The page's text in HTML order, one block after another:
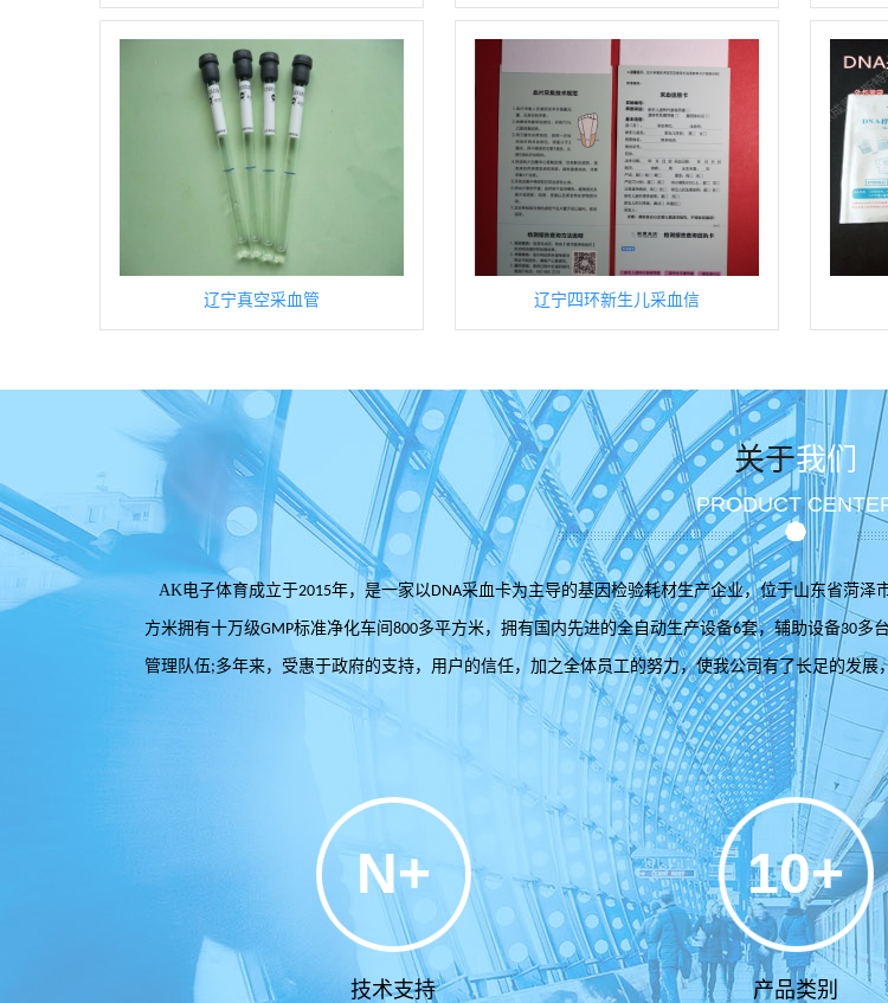
辽宁真空采血管 辽宁四环新生儿采血信
关于我们
PRODUCT
AK电子体育成立于2015年，是一家以DNA采血卡为主导的基因检验耗材生产企业，位于山东省菏
方米拥有十万级GMP标准净化车间 800多平方米，拥有国内先进的全自动生产设备6套，辅助设备30多
管理队伍;多年来，受惠于政府的支持，用户的信任，加之全体员工的努力，使我公司有了长足的发展
N+
技术支持
10+
产品类别